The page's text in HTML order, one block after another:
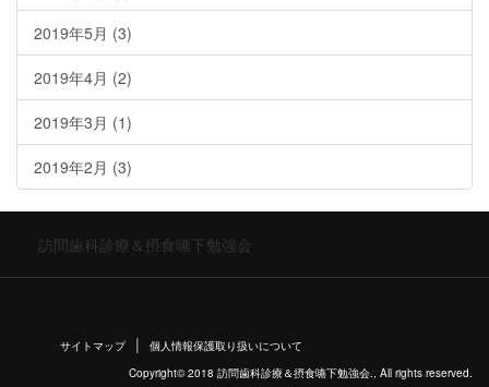
2019年5月 (3)
2019年4月 (2)
2019年3月 (1)
2019年2月 (3)
訪問歯科診療＆摂食嚥下勉強会
サイトマップ
個人情報保護取り扱いについて
Copyright© 2018 訪問歯科診療＆摂食嚥下勉強会., All rights reserved.